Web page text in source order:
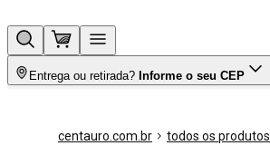
Entrega ou retirada? Informe o seu CEP
centauro.com.br todos os produtos